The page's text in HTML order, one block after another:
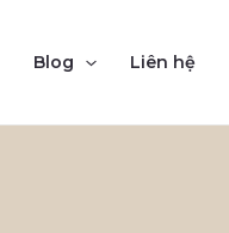
Blog Liên hệ